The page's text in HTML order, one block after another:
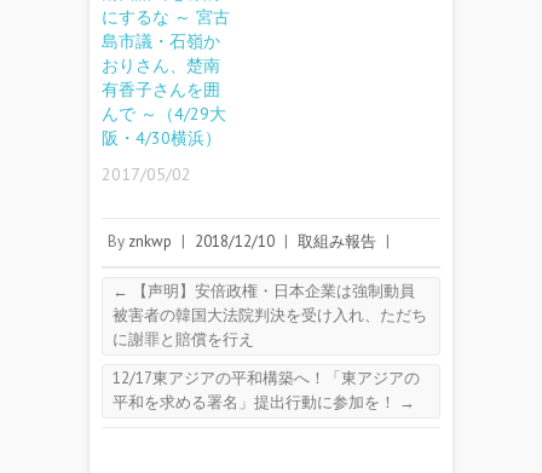
にするな ～ 宮古
島市議・石嶺か
おりさん、楚南
有香子さんを囲
んで ～（4/29大
阪・4/30横浜）
2017/05/02
By znkwp | 2018/12/10 | 取組み報告 |
←
【声明】安倍政権・日本企業は強制動員
被害者の韓国大法院判決を受け入れ、ただち
に謝罪と賠償を行え
12/17東アジアの平和構築へ！「東アジアの
平和を求める署名」提出行動に参加を！
→